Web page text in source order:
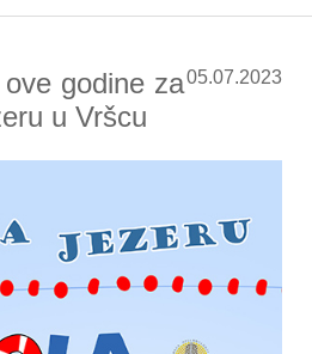
godine za
u Vršcu
05.07.2023